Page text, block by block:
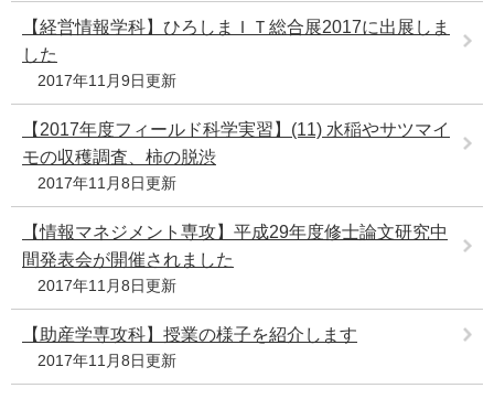
【経営情報学科】ひろしまＩＴ総合展2017に出展しま
した
2017年11月9日更新
【2017年度フィールド科学実習】(11) 水稲やサツマイ
モの収穫調査、柿の脱渋
2017年11月8日更新
【情報マネジメント専攻】平成29年度修士論文研究中
間発表会が開催されました
2017年11月8日更新
【助産学専攻科】授業の様子を紹介します
2017年11月8日更新